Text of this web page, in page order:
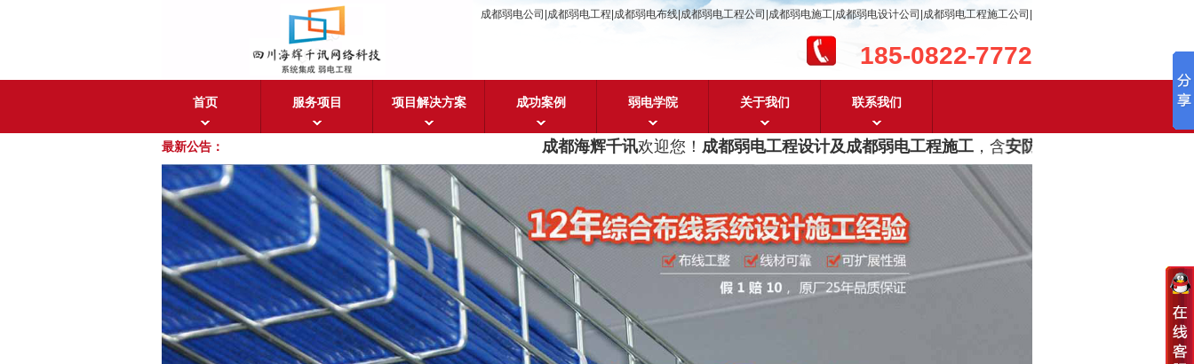
成都弱电公司|成都弱电工程|成都弱电布线|成都弱电工程公司|成都弱电施工|成都弱电设计公司|成都弱电工程施工公司|
185-0822-7772
首页 服务项目 项目解决方案 成功案例 弱电学院 关于我们 联系我们
最新公告： 成都海辉千讯欢迎您！成都弱电工程设计及成都弱电工程施工，含安防监控，系统集成，综合